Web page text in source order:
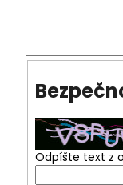
Odpíšte text z